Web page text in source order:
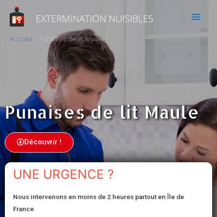
Accueil Punaises de lit Maule
Punaises de lit Maule
Découvrir !
UNE URGENCE ?
Nous intervenons en moins de 2 heures partout en Île de
France